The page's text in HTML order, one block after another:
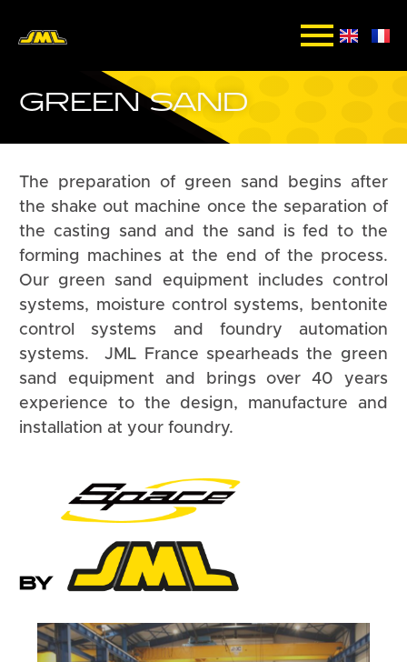
GREEN SAND
The preparation of green sand begins after
the shake out machine once the separation of
the casting sand and the sand is fed to the
forming machines at the end of the process.
Our green sand equipment includes control
systems, moisture control systems, bentonite
control systems and foundry automation
systems. JML France spearheads the green
sand equipment and brings over 40 years
experience to the design, manufacture and
installation at your foundry.